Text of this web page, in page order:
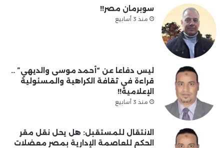
سوبرمان مصر!!
منذ 3 أسابيع
ليس دفاعا عن “أحمد موسى والديهي” ..
قراءة في ثقافة الكراهية والمسئولية
الإعلامية!!
منذ 3 أسابيع
الانتقال للمستقبل: هل يحل نقل مقر
الحكم للعاصمة الإدارية بمصر معضلات